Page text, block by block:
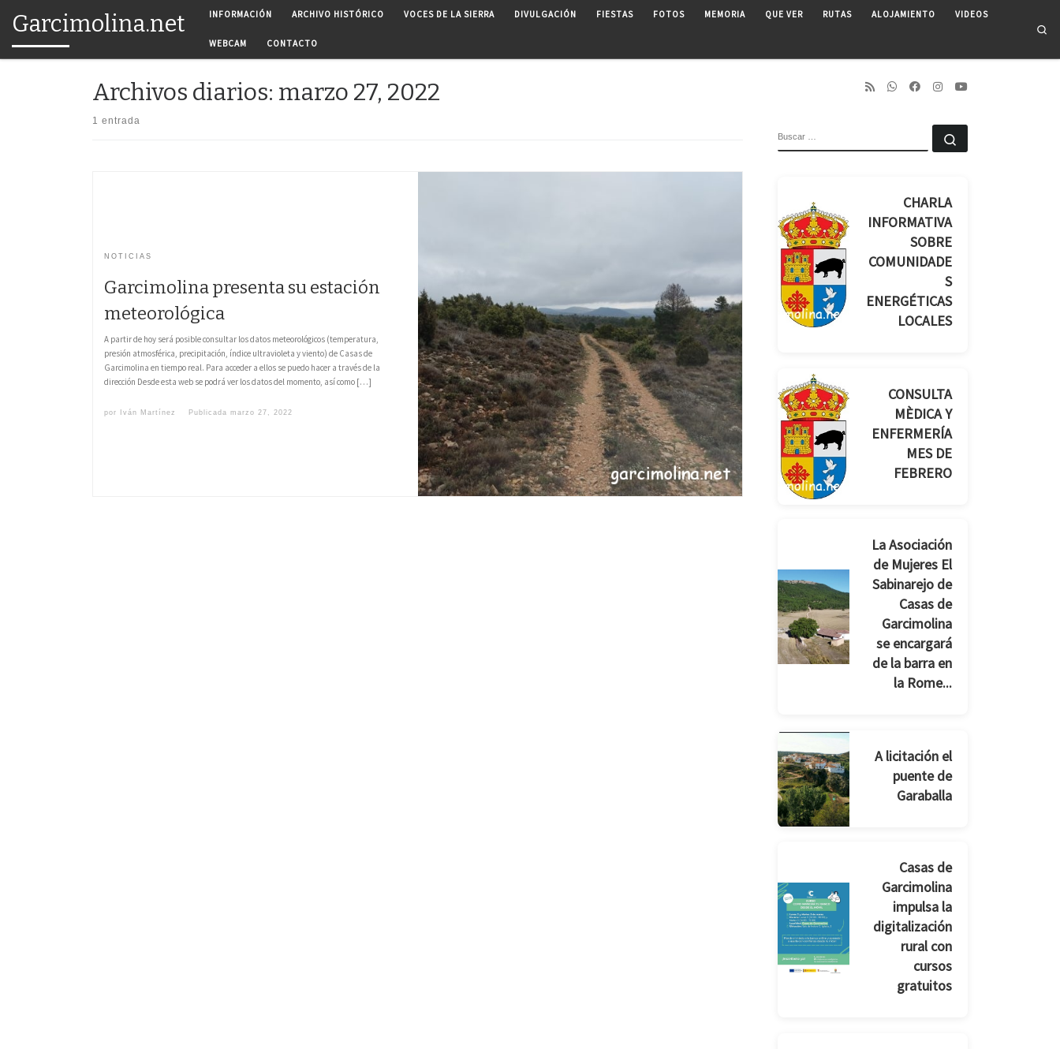
Saltar al contenido
Garcimolina.net INFORMACIÓN ARCHIVO HISTÓRICO VOCES DE LA SIERRA DIVULGACIÓN FIESTAS FOTOS MEMORIA QUE VER RUTAS ALOJAMIENTO VIDEOS
WEBCAM CONTACTO
Archivos diarios: marzo 27, 2022
1 entrada
NOTICIAS
Garcimolina presenta su estación
meteorológica
A partir de hoy será posible consultar los datos meteorológicos (temperatura,
presión atmosférica, precipitación, índice ultravioleta y viento) de Casas de
Garcimolina en tiempo real. Para acceder a ellos se puedo hacer a través de la
dirección Desde esta web se podrá ver los datos del momento, así como […]
por Iván Martínez Publicada marzo 27, 2022
CHARLA
INFORMATIVA
SOBRE
COMUNIDADE
S
ENERGÉTICAS
LOCALES
CONSULTA
MÈDICA Y
ENFERMERÍA
MES DE
FEBRERO
La Asociación
de Mujeres El
Sabinarejo de
Casas de
Garcimolina
se encargará
de la barra en
la Rome...
A licitación el
puente de
Garaballa
Casas de
Garcimolina
impulsa la
digitalización
rural con
cursos
gratuitos